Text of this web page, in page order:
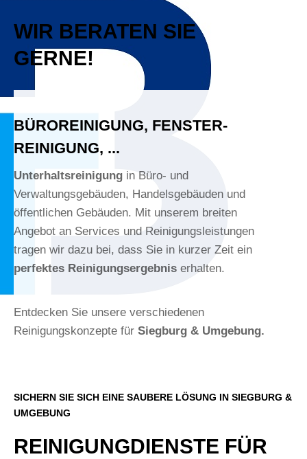
WIR BERATEN SIE
GERNE!
BÜRO­REINIGUNG, FENSTER­
REINIGUNG, ...
Unterhaltsreinigung in Büro- und
Verwaltungsgebäuden, Handelsgebäuden und
öffentlichen Gebäuden. Mit unserem breiten
Angebot an Services und Reinigungsleistungen
tragen wir dazu bei, dass Sie in kurzer Zeit ein
perfektes Reinigungsergebnis erhalten.
Entdecken Sie unsere verschiedenen
Reinigungskonzepte für Siegburg & Umgebung.
SICHERN SIE SICH EINE SAUBERE LÖSUNG IN SIEGBURG &
UMGEBUNG
REINIGUNGDIENSTE FÜR